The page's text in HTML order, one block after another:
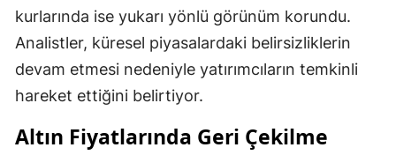
kurlarında ise yukarı yönlü görünüm korundu.
Analistler, küresel piyasalardaki belirsizliklerin
devam etmesi nedeniyle yatırımcıların temkinli
hareket ettiğini belirtiyor.
Altın Fiyatlarında Geri Çekilme